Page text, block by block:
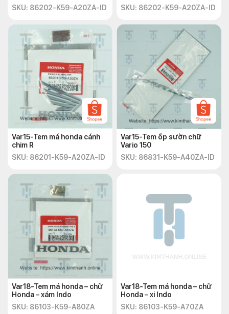
SKU: 86202-K59-A20ZA-ID
SKU: 86202-K59-A20ZA-ID
Var15-Tem má honda cánh
chim R
SKU: 86201-K59-A20ZA-ID
Var15-Tem ốp sườn chữ
Vario 150
SKU: 86831-K59-A40ZA-ID
Var18-Tem má honda – chữ
Honda – xám Indo
SKU: 86103-K59-A80ZA
Var18-Tem má honda – chữ
Honda – xi Indo
SKU: 86103-K59-A70ZA